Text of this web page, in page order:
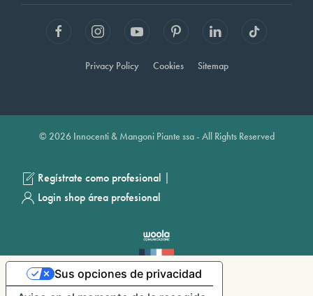
Privacy Policy Cookies Sitemap
© 2026 Innocenti & Mangoni Piante ssa - All Rights Reserved
Regístrate como profesional |
Login shop área profesional
Sus opciones de privacidad